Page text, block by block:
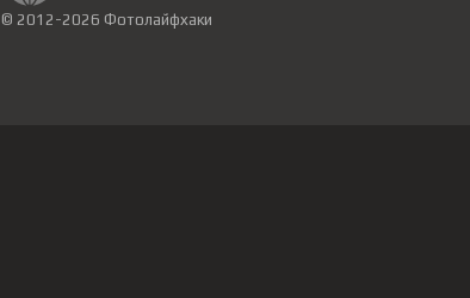
© 2012-2026 Фотолайфхаки